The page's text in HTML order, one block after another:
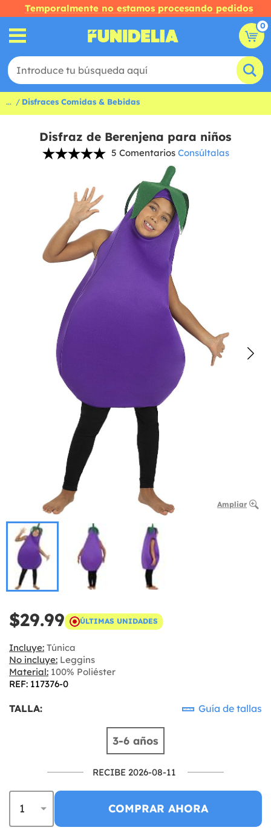
Temporalmente no estamos procesando pedidos
0
... Disfraces Comidas & Bebidas
Disfraz de Berenjena para niños
5 Comentarios Consúltalas
Ampliar
$29.99 ÚLTIMAS UNIDADES
Incluye: Túnica
No incluye: Leggins
Material: 100% Poliéster
REF: 117376-0
TALLA: Guía de tallas
3-6 años
RECIBE 2026-08-11
COMPRAR AHORA